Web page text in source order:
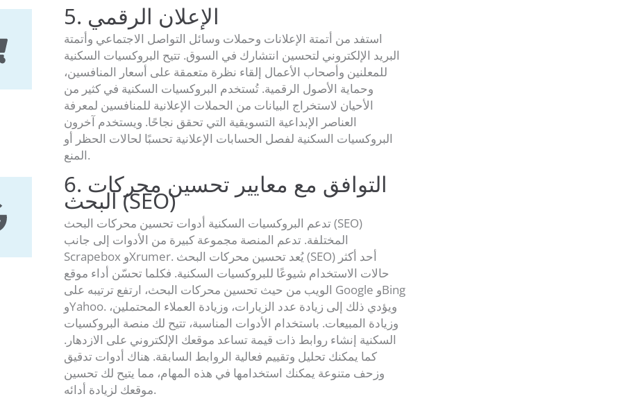
5. الإعلان الرقمي
استفد من أتمتة الإعلانات وحملات وسائل التواصل الاجتماعي وأتمتة
البريد الإلكتروني لتحسين انتشارك في السوق. تتيح البروكسيات السكنية
للمعلنين وأصحاب الأعمال إلقاء نظرة متعمقة على أسعار المنافسين،
وحماية الأصول الرقمية. تُستخدم البروكسيات السكنية في كثير من
الأحيان لاستخراج البيانات من الحملات الإعلانية للمنافسين لمعرفة
العناصر الإبداعية التسويقية التي تحقق نجاحًا. ويستخدم آخرون
البروكسيات السكنية لفصل الحسابات الإعلانية تحسبًا لحالات الحظر أو
المنع.
6. التوافق مع معايير تحسين محركات
البحث (SEO)
تدعم البروكسيات السكنية أدوات تحسين محركات البحث (SEO)
المختلفة. تدعم المنصة مجموعة كبيرة من الأدوات إلى جانب
Scrapebox وXrumer. يُعد تحسين محركات البحث (SEO) أحد أكثر
حالات الاستخدام شيوعًا للبروكسيات السكنية. فكلما تحسّن أداء موقع
الويب من حيث تحسين محركات البحث، ارتفع ترتيبه على Google وBing
وYahoo. ويؤدي ذلك إلى زيادة عدد الزيارات، وزيادة العملاء المحتملين،
وزيادة المبيعات. باستخدام الأدوات المناسبة، تتيح لك منصة البروكسيات
السكنية إنشاء روابط ذات قيمة تساعد موقعك الإلكتروني على الازدهار.
كما يمكنك تحليل وتقييم فعالية الروابط السابقة. هناك أدوات تدقيق
وزحف متنوعة يمكنك استخدامها في هذه المهام، مما يتيح لك تحسين
موقعك لزيادة أدائه.